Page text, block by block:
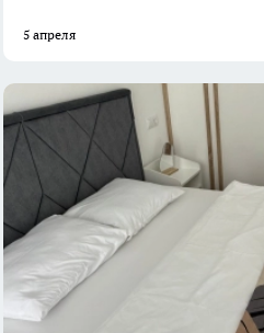
5 апреля